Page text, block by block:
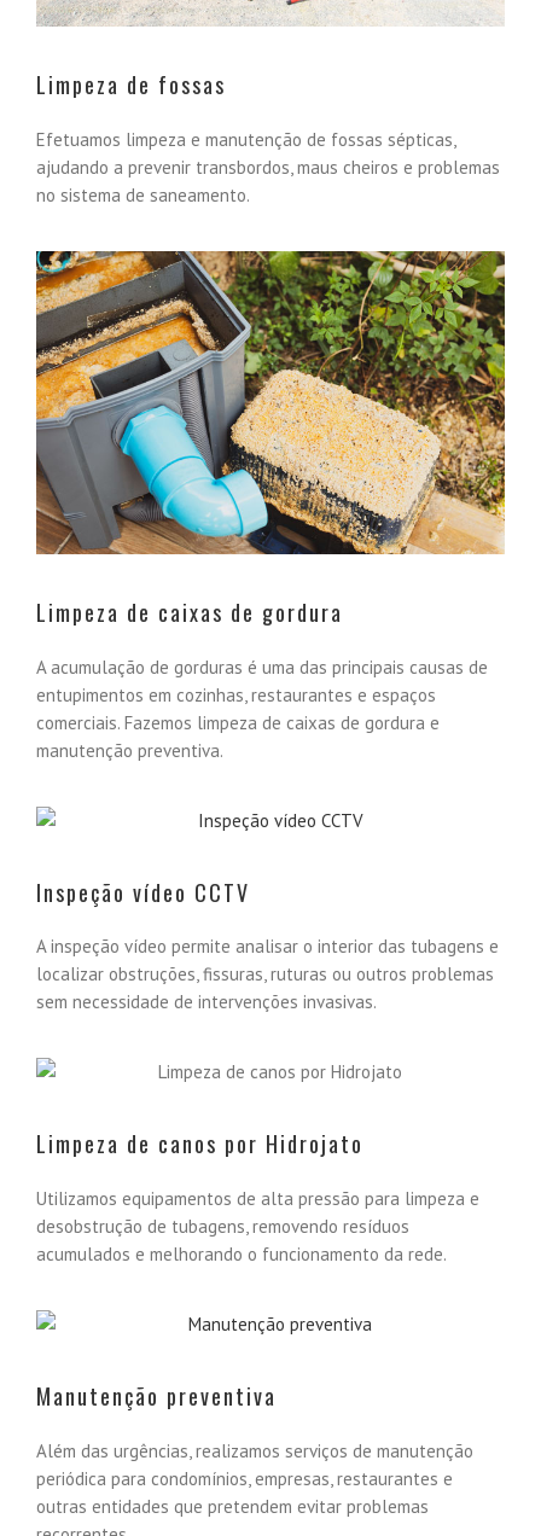
Limpeza de fossas
Efetuamos limpeza e manutenção de fossas sépticas,
ajudando a prevenir transbordos, maus cheiros e problemas
no sistema de saneamento.
Limpeza de caixas de gordura
A acumulação de gorduras é uma das principais causas de
entupimentos em cozinhas, restaurantes e espaços
comerciais. Fazemos limpeza de caixas de gordura e
manutenção preventiva.
Inspeção vídeo CCTV
A inspeção vídeo permite analisar o interior das tubagens e
localizar obstruções, fissuras, ruturas ou outros problemas
sem necessidade de intervenções invasivas.
Limpeza de canos por Hidrojato
Utilizamos equipamentos de alta pressão para limpeza e
desobstrução de tubagens, removendo resíduos
acumulados e melhorando o funcionamento da rede.
Manutenção preventiva
Além das urgências, realizamos serviços de manutenção
periódica para condomínios, empresas, restaurantes e
outras entidades que pretendem evitar problemas